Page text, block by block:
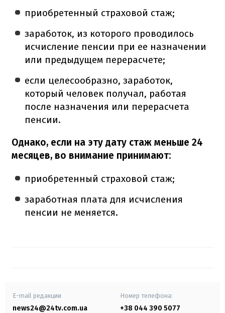
приобретенный страховой стаж;
заработок, из которого проводилось
исчисление пенсии при ее назначении
или предыдущем перерасчете;
если целесообразно, заработок,
который человек получал, работая
после назначения или перерасчета
пенсии.
Однако, если на эту дату стаж меньше 24
месяцев, во внимание принимают:
приобретенный страховой стаж;
заработная плата для исчисления
пенсии не меняется.
E-mail редакции
news24@24tv.com.ua
Номер телефона:
+38 044 390 5077